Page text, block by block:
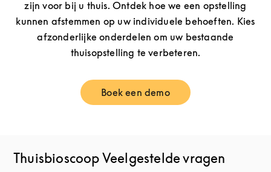
zijn voor bij u thuis. Ontdek hoe we een opstelling
kunnen afstemmen op uw individuele behoeften. Kies
afzonderlijke onderdelen om uw bestaande
thuisopstelling te verbeteren.
Boek een demoLink Opens in New Tab
Thuisbioscoop Veelgestelde vragen